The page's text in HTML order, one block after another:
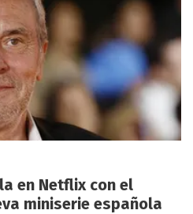
en Netflix con el
miniserie española